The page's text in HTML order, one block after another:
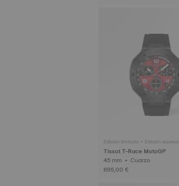
Edición limitada • Edición especial
Tissot T-Race MotoGP
45 mm • Cuarzo
695,00 €